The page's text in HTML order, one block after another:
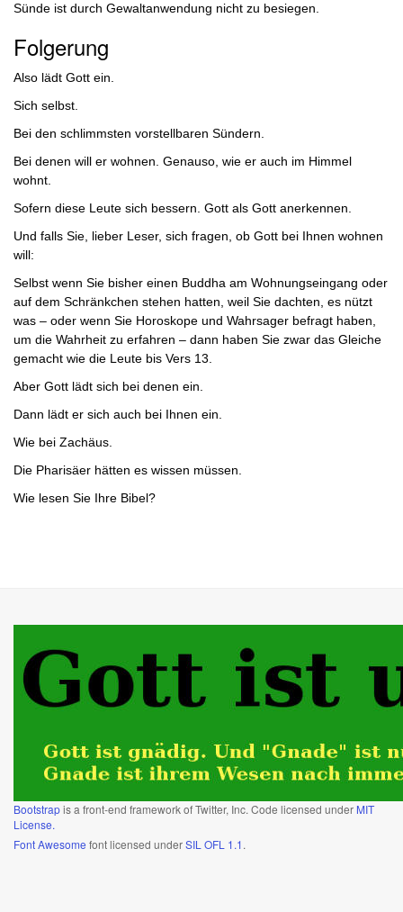
Sünde ist durch Gewaltanwendung nicht zu besiegen.
Folgerung
Also lädt Gott ein.
Sich selbst.
Bei den schlimmsten vorstellbaren Sündern.
Bei denen will er wohnen. Genauso, wie er auch im Himmel
wohnt.
Sofern diese Leute sich bessern. Gott als Gott anerkennen.
Und falls Sie, lieber Leser, sich fragen, ob Gott bei Ihnen wohnen
will:
Selbst wenn Sie bisher einen Buddha am Wohnungseingang oder
auf dem Schränkchen stehen hatten, weil Sie dachten, es nützt
was – oder wenn Sie Horoskope und Wahrsager befragt haben,
um die Wahrheit zu erfahren – dann haben Sie zwar das Gleiche
gemacht wie die Leute bis Vers 13.
Aber Gott lädt sich bei denen ein.
Dann lädt er sich auch bei Ihnen ein.
Wie bei Zachäus.
Die Pharisäer hätten es wissen müssen.
Wie lesen Sie Ihre Bibel?
Bootstrapis a front-end framework of Twitter, Inc. Code licensed under MIT
License.
Font Awesome font licensed underSIL OFL 1.1.